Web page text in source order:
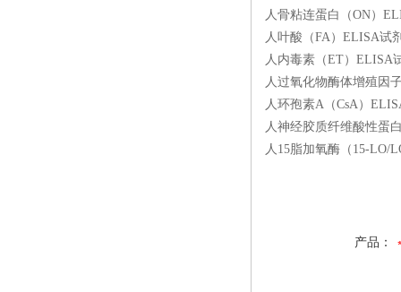
人骨粘连蛋白（ON）
人叶酸（FA）ELISA试
人内毒素（ET）ELISA
人过氧化物酶体增殖因
人环孢素A（CsA）
人神经胶质纤维酸性蛋
人15脂加氧酶（15-LO/
产品：